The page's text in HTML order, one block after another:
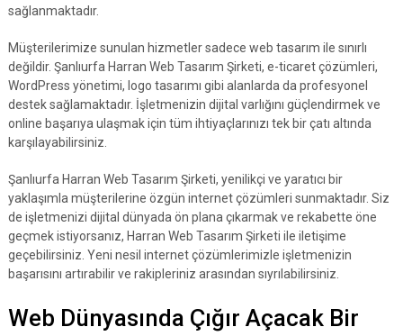
sağlanmaktadır.
Müşterilerimize sunulan hizmetler sadece web tasarım ile sınırlı
değildir. Şanlıurfa Harran Web Tasarım Şirketi, e-ticaret çözümleri,
WordPress yönetimi, logo tasarımı gibi alanlarda da profesyonel
destek sağlamaktadır. İşletmenizin dijital varlığını güçlendirmek ve
online başarıya ulaşmak için tüm ihtiyaçlarınızı tek bir çatı altında
karşılayabilirsiniz.
Şanlıurfa Harran Web Tasarım Şirketi, yenilikçi ve yaratıcı bir
yaklaşımla müşterilerine özgün internet çözümleri sunmaktadır. Siz
de işletmenizi dijital dünyada ön plana çıkarmak ve rekabette öne
geçmek istiyorsanız, Harran Web Tasarım Şirketi ile iletişime
geçebilirsiniz. Yeni nesil internet çözümlerimizle işletmenizin
başarısını artırabilir ve rakipleriniz arasından sıyrılabilirsiniz.
Web Dünyasında Çığır Açacak Bir